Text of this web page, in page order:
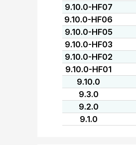
9.10.0-HF07
9.10.0-HF06
9.10.0-HF05
9.10.0-HF03
9.10.0-HF02
9.10.0-HF01
9.10.0
9.3.0
9.2.0
9.1.0